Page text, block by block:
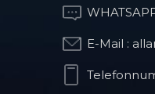
E-Mail :